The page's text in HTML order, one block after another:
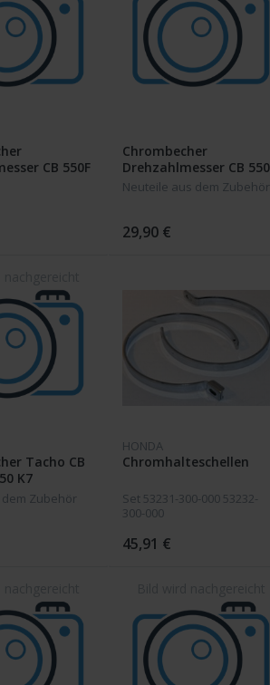
CB 550F
Chrombecher
Drehzahlmesser CB
CB 750 K7
Neuteile aus dem Zubehör
29,90 €
Tacho CB
K7
Zubehör
HONDA
Chromhalteschellen
Set 53231-300-000 53232-
300-000
45,91 €